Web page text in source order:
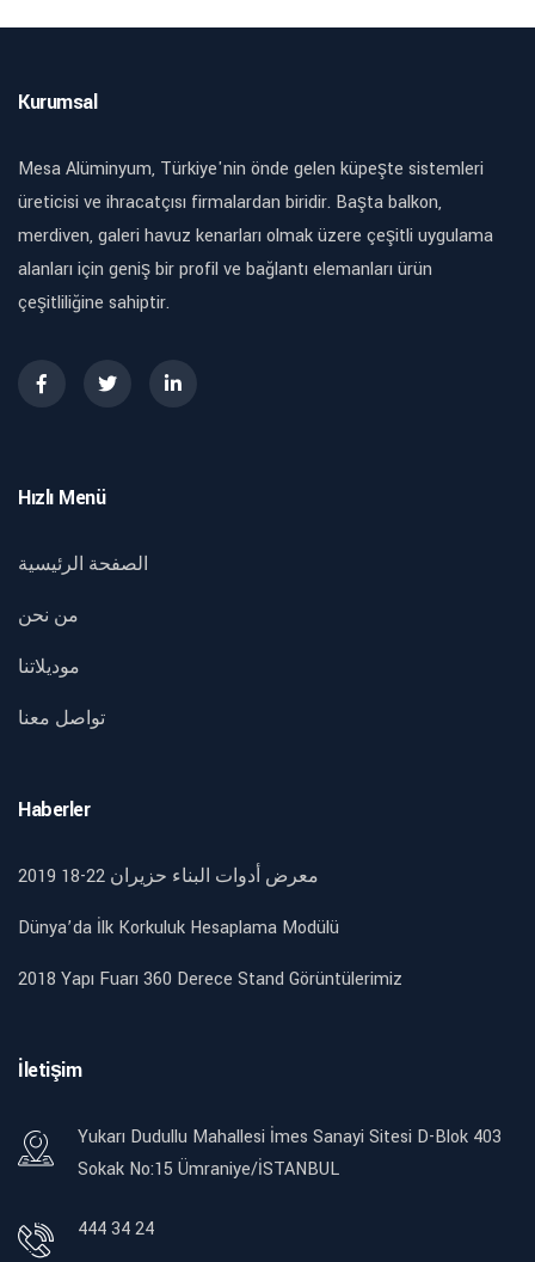
Kurumsal
Mesa Alüminyum, Türkiye'nin önde gelen küpeşte sistemleri
üreticisi ve ihracatçısı firmalardan biridir. Başta balkon,
merdiven, galeri havuz kenarları olmak üzere çeşitli uygulama
alanları için geniş bir profil ve bağlantı elemanları ürün
çeşitliliğine sahiptir.
Hızlı Menü
الصفحة الرئيسية
من نحن
موديلاتنا
تواصل معنا
Haberler
2019 18-22 معرض أدوات البناء حزيران
Dünya’da İlk Korkuluk Hesaplama Modülü
2018 Yapı Fuarı 360 Derece Stand Görüntülerimiz
İletişim
Yukarı Dudullu Mahallesi İmes Sanayi Sitesi D-Blok 403
Sokak No:15 Ümraniye/İSTANBUL
444 34 24